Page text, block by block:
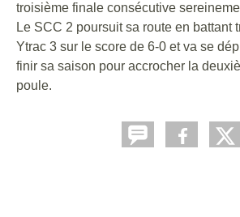
troisième finale consécutive
Le SCC 2 poursuit sa route en battant
Ytrac 3 sur le score de 6-0 et va se
finir sa saison pour accrocher la
poule.